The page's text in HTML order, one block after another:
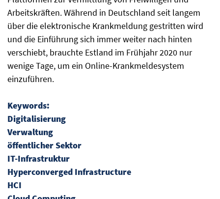
Arbeitskräften. Während in Deutschland seit langem
über die elektronische Krankmeldung gestritten wird
und die Einführung sich immer weiter nach hinten
verschiebt, brauchte Estland im Frühjahr 2020 nur
wenige Tage, um ein Online-Krankmeldesystem
einzuführen.
Keywords:
Digitalisierung
Verwaltung
öffentlicher Sektor
IT-Infrastruktur
Hyperconverged Infrastructure
HCI